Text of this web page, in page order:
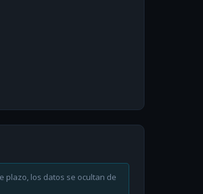
plazo, los datos se ocultan de